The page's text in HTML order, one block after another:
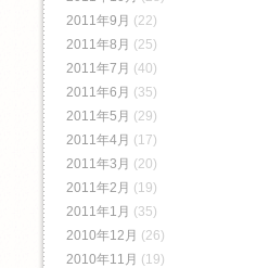
2011年9月 (22)
2011年8月 (25)
2011年7月 (40)
2011年6月 (35)
2011年5月 (29)
2011年4月 (17)
2011年3月 (20)
2011年2月 (19)
2011年1月 (35)
2010年12月 (26)
2010年11月 (19)